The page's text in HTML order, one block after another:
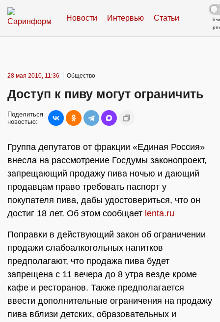
Новости Интервью Статьи
28 мая 2010, 11:36 Общество
Доступ к пиву могут ограничить
Поделиться
новостью:
Группа депутатов от фракции «Единая Россия»
внесла на рассмотрение Госдумы законопроект,
запрещающий продажу пива ночью и дающий
продавцам право требовать паспорт у
покупателя пива, дабы удостовериться, что он
достиг 18 лет. Об этом сообщает lenta.ru
Поправки в действующий закон об ограничении
продажи слабоалкогольных напитков
предполагают, что продажа пива будет
запрещена с 11 вечера до 8 утра везде кроме
кафе и ресторанов. Также предполагается
ввести дополнительные ограничения на продажу
пива вблизи детских, образовательных и